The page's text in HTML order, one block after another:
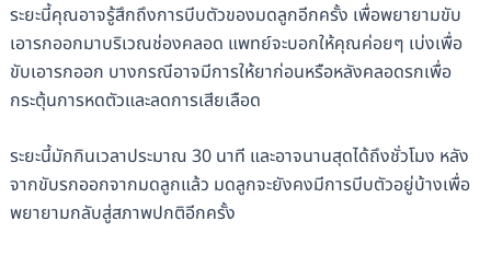
ระยะนี้คุณอาจรู้สึกถึงการบีบตัวของมดลูกอีกครั้ง เพื่อพยายามขับ
เอารกออกมาบริเวณช่องคลอด แพทย์จะบอกให้คุณค่อยๆ เบ่งเพื่อ
ขับเอารกออก บางกรณีอาจมีการให้ยาก่อนหรือหลังคลอดรกเพื่อ
กระตุ้นการหดตัวและลดการเสียเลือด
ระยะนี้มักกินเวลาประมาณ 30 นาที และอาจนานสุดได้ถึงชั่วโมง หลัง
จากขับรกออกจากมดลูกแล้ว มดลูกจะยังคงมีการบีบตัวอยู่บ้างเพื่อ
พยายามกลับสู่สภาพปกติอีกครั้ง